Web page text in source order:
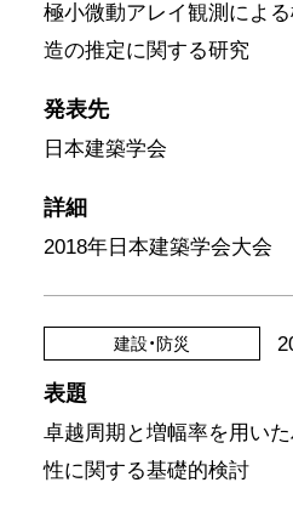
極小微動アレイ観測によ
造の推定に関する研究
発表先
日本建築学会
詳細
2018年日本建築学会大会
建設・防災
表題
卓越周期と増幅率を用い
性に関する基礎的検討